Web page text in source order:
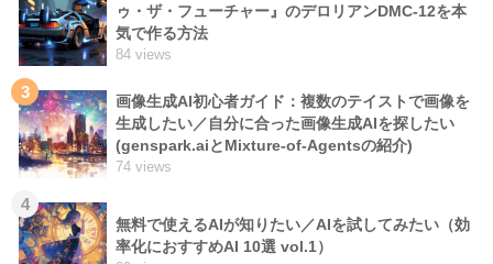
ゥ・ザ・フューチャー』のデロリアンDMC-12を本
気で作る方法
84 views
3
画像生成AI初心者ガイド：複数のテイストで画像を
生成したい／自分に合った画像生成AIを探したい
(genspark.aiとMixture-of-Agentsの紹介)
74 views
4
無料で使えるAIが知りたい／AIを試してみたい（効
率化におすすめAI 10選 vol.1）